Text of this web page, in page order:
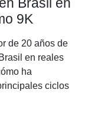
9K
de 20 años de
en reales
ha
ciclos